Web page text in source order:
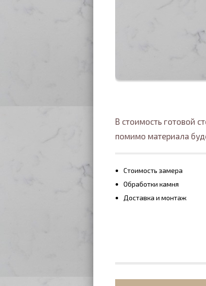
В стоимость готовой
помимо материала
Стоимость замера
Обработки камня
Доставка и монтаж